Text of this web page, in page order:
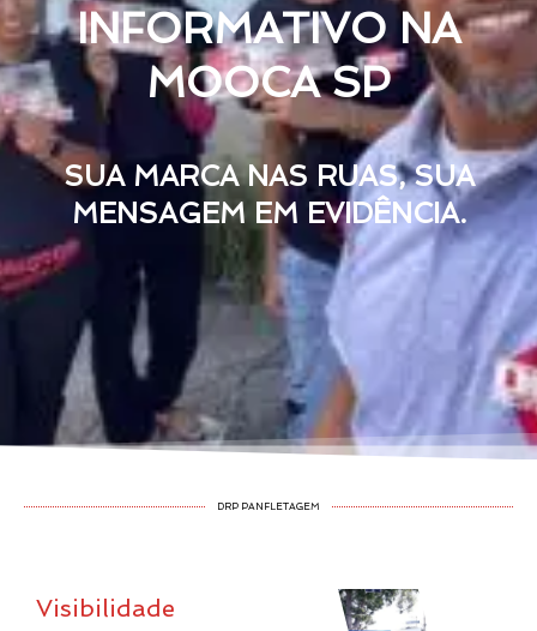
INFORMATIVO NA
MOOCA SP
SUA MARCA NAS RUAS, SUA
MENSAGEM EM EVIDÊNCIA.
DRP PANFLETAGEM
Visibilidade